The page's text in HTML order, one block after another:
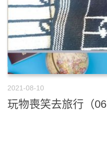
2021-08-10
玩物喪笑去旅行（